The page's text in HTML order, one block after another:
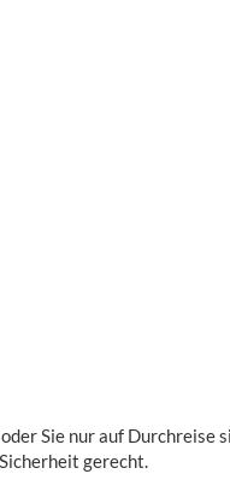
Sie nur auf Durchreise
gerecht.